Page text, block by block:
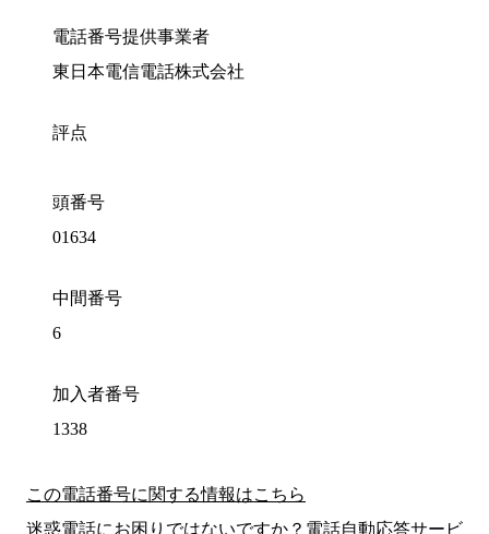
電話番号提供事業者
東日本電信電話株式会社
評点
頭番号
01634
中間番号
6
加入者番号
1338
この電話番号に関する情報はこちら
迷惑電話にお困りではないですか？電話自動応答サービ